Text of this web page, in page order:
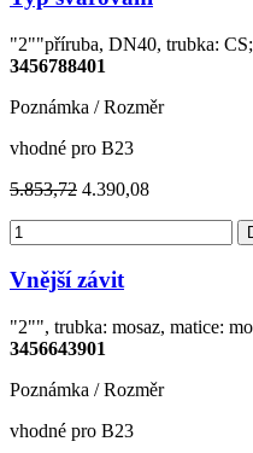
"2""příruba, DN40, trubka:
3456788401
Poznámka / Rozměr
vhodné pro B23
5.853,72 4.390,08
Vnější závit
"2"", trubka: mosaz, matice:
3456643901
Poznámka / Rozměr
vhodné pro B23